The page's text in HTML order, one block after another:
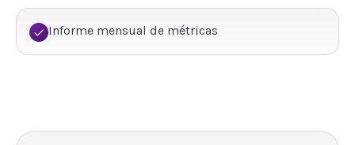
Informe mensual de métricas